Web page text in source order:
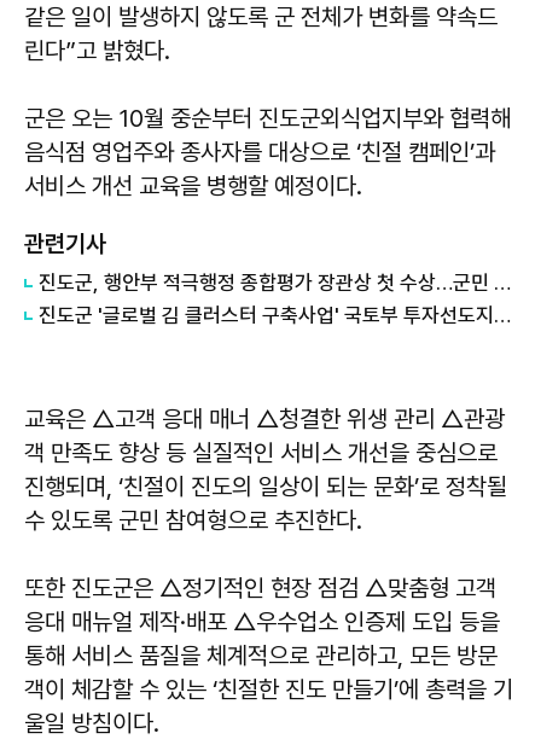
같은 일이 발생하지 않도록 군 전체가 변화를 약속드
린다”고 밝혔다.
군은 오는 10월 중순부터 진도군외식업지부와 협력해
음식점 영업주와 종사자를 대상으로 ‘친절 캠페인’과
서비스 개선 교육을 병행할 예정이다.
관련기사
진도군, 행안부 적극행정 종합평가 장관상 첫 수상…군민 중심 행정 성과 인정
진도군 '글로벌 김 클러스터 구축사업' 국토부 투자선도지구 선정
교육은 △고객 응대 매너 △청결한 위생 관리 △관광
객 만족도 향상 등 실질적인 서비스 개선을 중심으로
진행되며, ‘친절이 진도의 일상이 되는 문화’로 정착될
수 있도록 군민 참여형으로 추진한다.
또한 진도군은 △정기적인 현장 점검 △맞춤형 고객
응대 매뉴얼 제작·배포 △우수업소 인증제 도입 등을
통해 서비스 품질을 체계적으로 관리하고, 모든 방문
객이 체감할 수 있는 ‘친절한 진도 만들기’에 총력을 기
울일 방침이다.